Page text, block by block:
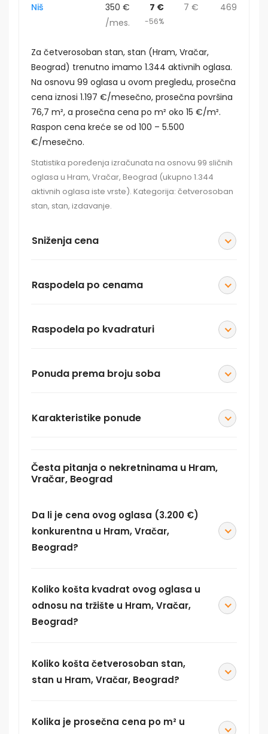
Niš
350 €
/mes.
7 €
-56%
7 € 469
Za četverosoban stan, stan (Hram, Vračar,
Beograd) trenutno imamo 1.344 aktivnih oglasa.
Na osnovu 99 oglasa u ovom pregledu, prosečna
cena iznosi 1.197 €/mesečno, prosečna površina
76,7 m², a prosečna cena po m² oko 15 €/m².
Raspon cena kreće se od 100 – 5.500
€/mesečno.
Statistika poređenja izračunata na osnovu 99 sličnih
oglasa u Hram, Vračar, Beograd (ukupno 1.344
aktivnih oglasa iste vrste). Kategorija: četverosoban
stan, stan, izdavanje.
Sniženja cena
Raspodela po cenama
Raspodela po kvadraturi
Ponuda prema broju soba
Karakteristike ponude
Česta pitanja o nekretninama u Hram,
Vračar, Beograd
Da li je cena ovog oglasa (3.200 €)
konkurentna u Hram, Vračar,
Beograd?
Koliko košta kvadrat ovog oglasa u
odnosu na tržište u Hram, Vračar,
Beograd?
Koliko košta četverosoban stan,
stan u Hram, Vračar, Beograd?
Kolika je prosečna cena po m² u